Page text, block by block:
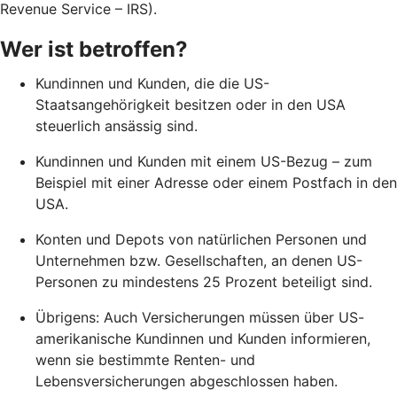
Revenue Service – IRS).
Wer ist betroffen?
Kundinnen und Kunden, die die US-
Staatsangehörigkeit besitzen oder in den USA
steuerlich ansässig sind.
Kundinnen und Kunden mit einem US-Bezug – zum
Beispiel mit einer Adresse oder einem Postfach in den
USA.
Konten und Depots von natürlichen Personen und
Unternehmen bzw. Gesellschaften, an denen US-
Personen zu mindestens 25 Prozent beteiligt sind.
Übrigens: Auch Versicherungen müssen über US-
amerikanische Kundinnen und Kunden informieren,
wenn sie bestimmte Renten- und
Lebensversicherungen abgeschlossen haben.